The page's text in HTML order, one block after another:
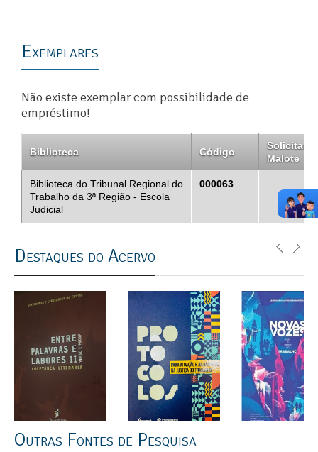
Exemplares
Não existe exemplar com possibilidade de
empréstimo!
Biblioteca Código
Solicitar
Malote
Biblioteca do Tribunal Regional do
Trabalho da 3ª Região - Escola
Judicial
000063
Destaques do Acervo
Outras Fontes de Pesquisa